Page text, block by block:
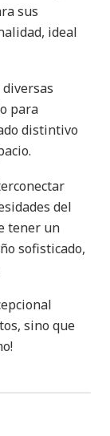
sus
ideal
para
distintivo
del
tener un
sofisticado,
sino que